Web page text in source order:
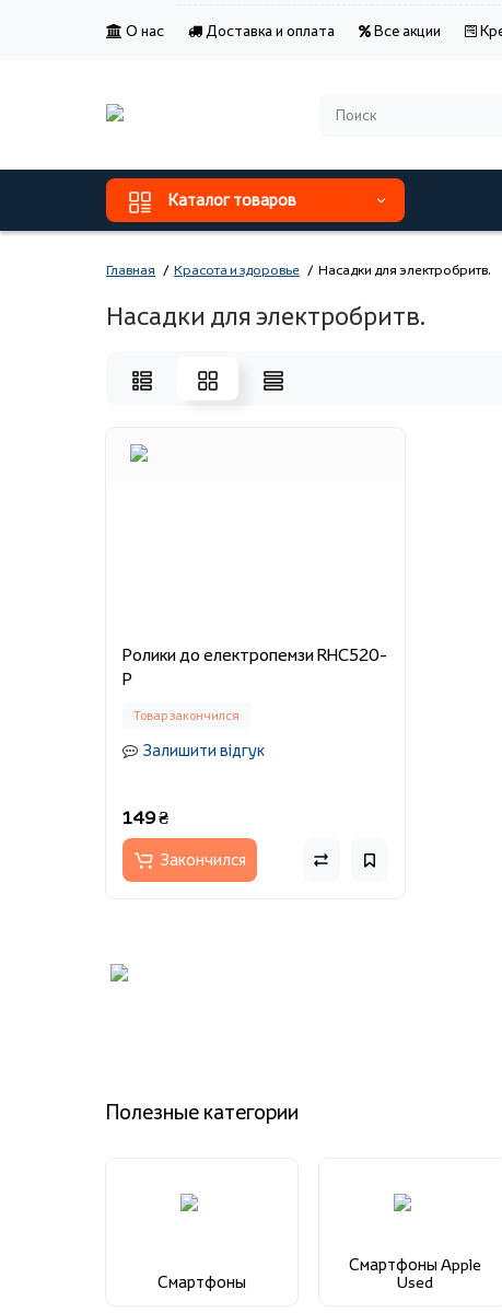
О нас Доставка и оплата Все акции
Каталог товаров
Главная Красота и здоровье Насадки для электробритв.
Насадки для электробритв.
Ролики до електропемзи RHC520-
P
Товар закончился
Залишити відгук
149 ₴
Закончился
Полезные категории
Смартфоны
Смартфоны Apple
Used